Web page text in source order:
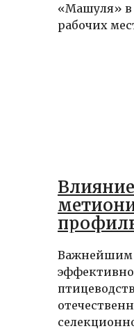
«Машуля» в
рабочих
Важнейшим